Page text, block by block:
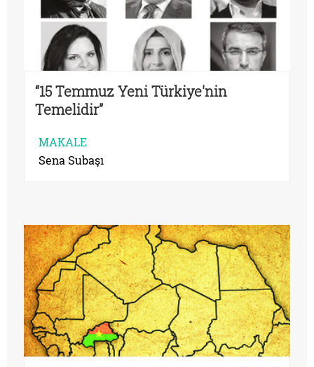
“15 Temmuz Yeni Türkiye'nin
Temelidir”
MAKALE
Sena Subaşı